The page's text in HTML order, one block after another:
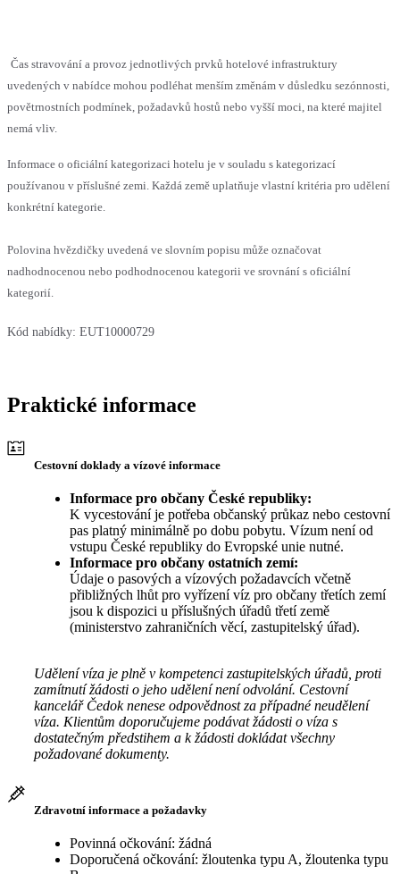
Čas stravování a provoz jednotlivých prvků hotelové infrastruktury
uvedených v nabídce mohou podléhat menším změnám v důsledku sezónnosti,
povětrnostních podmínek, požadavků hostů nebo vyšší moci, na které majitel
nemá vliv.
Informace o oficiální kategorizaci hotelu je v souladu s kategorizací
používanou v příslušné zemi. Každá země uplatňuje vlastní kritéria pro udělení
konkrétní kategorie.
Polovina hvězdičky uvedená ve slovním popisu může označovat
nadhodnocenou nebo podhodnocenou kategorii ve srovnání s oficiální
kategorií.
Kód nabídky: EUT10000729
Praktické informace
Cestovní doklady a vízové informace
Informace pro občany České republiky:
K vycestování je potřeba občanský průkaz nebo cestovní
pas platný minimálně po dobu pobytu. Vízum není od
vstupu České republiky do Evropské unie nutné.
Informace pro občany ostatních zemí:
Údaje o pasových a vízových požadavcích včetně
přibližných lhůt pro vyřízení víz pro občany třetích zemí
jsou k dispozici u příslušných úřadů třetí země
(ministerstvo zahraničních věcí, zastupitelský úřad).
Udělení víza je plně v kompetenci zastupitelských úřadů, proti
zamítnutí žádosti o jeho udělení není odvolání. Cestovní
kancelář Čedok nenese odpovědnost za případné neudělení
víza. Klientům doporučujeme podávat žádosti o víza s
dostatečným předstihem a k žádosti dokládat všechny
požadované dokumenty.
Zdravotní informace a požadavky
Povinná očkování: žádná
Doporučená očkování: žloutenka typu A, žloutenka typu